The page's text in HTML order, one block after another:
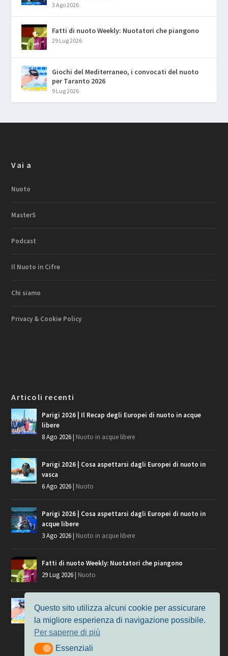
3 Ago 2026
Fatti di nuoto Weekly: Nuotatori che piangono
29 Lug 2026
Giochi del Mediterraneo, i convocati del nuoto
per Taranto 2026
9 Lug 2026
Vai a
Nuoto
MasterS
Podcast
Il Nuoto in Cifre
Chi siamo
Privacy & Cookie Policy
Articoli recenti
Parigi 2026 | Il Recap degli Europei di nuoto in acque
libere
8 Ago 2026| Nuoto in acque libere
Parigi 2026 | Cosa aspettarsi dagli Europei di nuoto in
vasca
6 Ago 2026| Nuoto
Parigi 2026 | Cosa aspettarsi dagli Europei di nuoto in
acque libere
3 Ago 2026| Nuoto in acque libere
Fatti di nuoto Weekly: Nuotatori che piangono
29 Lug 2026| Nuoto
Giochi del Mediterraneo, i convocati del nuoto per
9 Lug 2026
Nuoto
Questo sito utilizza alcuni cookie per assicurare
la migliore esperienza di navigazione possibile.
Per saperne di più
EssenzialiEssenziali